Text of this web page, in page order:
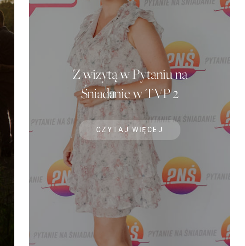
Z wizytą w Pytaniu na
Śniadanie w TVP 2
CZYTAJ WIĘCEJ